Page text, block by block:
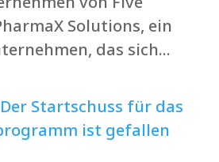
Solutions, ein
das sich...